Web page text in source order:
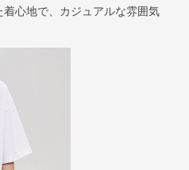
心地で、カジュアルな雰囲気